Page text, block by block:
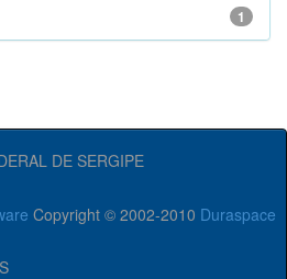
1
DE SERGIPE
Copyright © 2002-2010 Duraspace